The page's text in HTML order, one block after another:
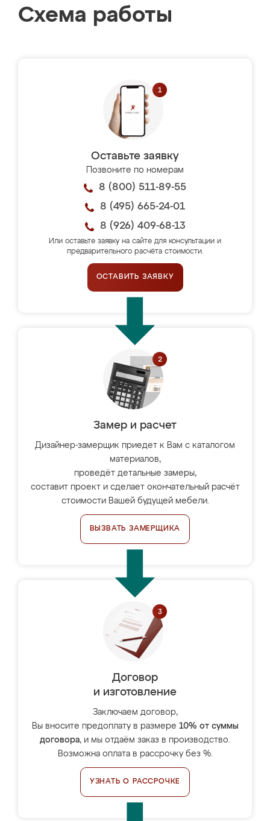
Схема работы
Оставьте заявку
Позвоните по номерам
8 (800) 511-89-55
8 (495) 665-24-01
8 (926) 409-68-13
Или оставьте заявку на сайте для консультации и
предварительного расчёта стоимости.
ОСТАВИТЬ ЗАЯВКУ
Замер и расчет
Дизайнер-замерщик приедет к Вам с каталогом
материалов,
проведёт детальные замеры,
составит проект и сделает окончательный расчёт
стоимости Вашей будущей мебели.
ВЫЗВАТЬ ЗАМЕРЩИКА
Договор
и изготовление
Заключаем договор,
Вы вносите предоплату в размере 10% от суммы
договора, и мы отдаём заказ в производство.
Возможна оплата в рассрочку без %.
УЗНАТЬ О РАССРОЧКЕ